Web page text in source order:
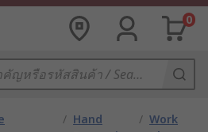
0
/ Hand
/ Work